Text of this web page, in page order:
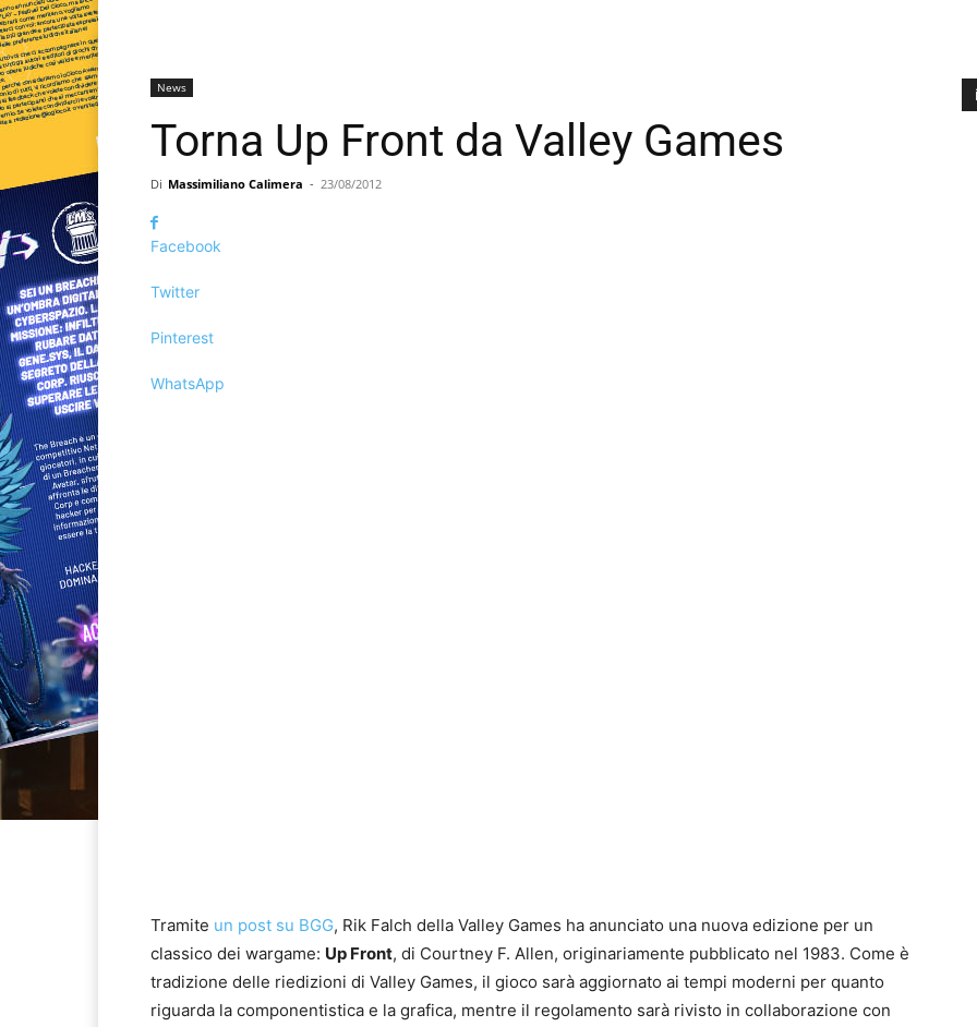
News
Torna Up Front da Valley Games
Di Massimiliano Calimera - 23/08/2012
Facebook
Twitter
Pinterest
WhatsApp
Tramite un post su BGG, Rik Falch della Valley Games ha anunciato una nuova edizione per un
classico dei wargame: Up Front, di Courtney F. Allen, originariamente pubblicato nel 1983. Come è
tradizione delle riedizioni di Valley Games, il gioco sarà aggiornato ai tempi moderni per quanto
riguarda la componentistica e la grafica, mentre il regolamento sarà rivisto in collaborazione con